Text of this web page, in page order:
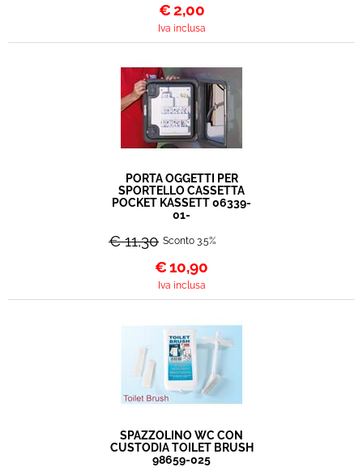
€2,00
Iva inclusa
PORTA OGGETTI PER
SPORTELLO CASSETTA
POCKET KASSETT 06339-
01-
€ 11,30 Sconto 3.5%
€10,90
Iva inclusa
SPAZZOLINO WC CON
CUSTODIA TOILET BRUSH
98659-025